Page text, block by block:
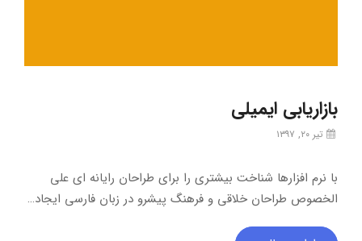
بازاریابی ایمیلی
تیر ۲۰, ۱۳۹۷
با نرم افزارها شناخت بیشتری را برای طراحان رایانه ای علی
الخصوص طراحان خلاقی و فرهنگ پیشرو در زبان فارسی ایجاد…